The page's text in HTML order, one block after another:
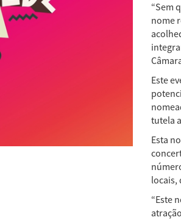
“Sem
nome
Este
tutela
Esta
locais,
“Este